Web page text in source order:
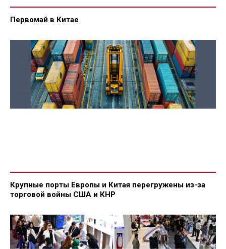
Первомай в Китае
Крупные порты Европы и Китая перегружены из-за
торговой войны США и КНР